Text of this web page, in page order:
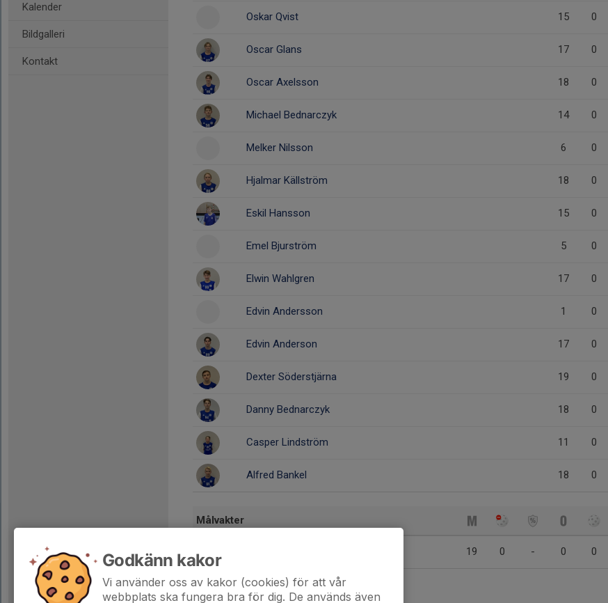
Kalender
Bildgalleri
Kontakt
Oskar Qvist 15 0
Oscar Glans 17 0
Oscar Axelsson 18 0
Michael Bednarczyk 14 0
Melker Nilsson 6 0
Hjalmar Källström 18 0
Eskil Hansson 15 0
Emel Bjurström 5 0
Elwin Wahlgren 17 0
Edvin Andersson 1 0
Edvin Anderson 17 0
Dexter Söderstjärna 19 0
Danny Bednarczyk 18 0
Casper Lindström 11 0
Alfred Bankel 18 0
Målvakter
19 0 - 0 0
Dela statistik
Godkänn kakor
Vi använder oss av kakor (cookies) för att vår
webbplats ska fungera bra för dig. De används även